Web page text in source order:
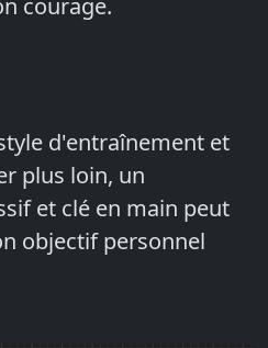
courage.
d'entraînement et
plus loin, un
et clé en main peut
objectif personnel